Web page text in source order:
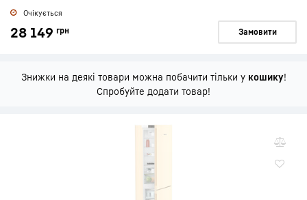
Очікується
28 149 грн Замовити
Знижки на деякі товари можна побачити тільки у кошику!
Спробуйте додати товар!